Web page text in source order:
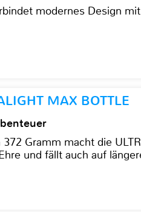
modernes Design
MAX BOTTLE
Gramm macht die
und fällt auch auf